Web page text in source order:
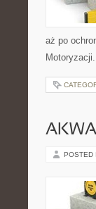
aż po
POSTED